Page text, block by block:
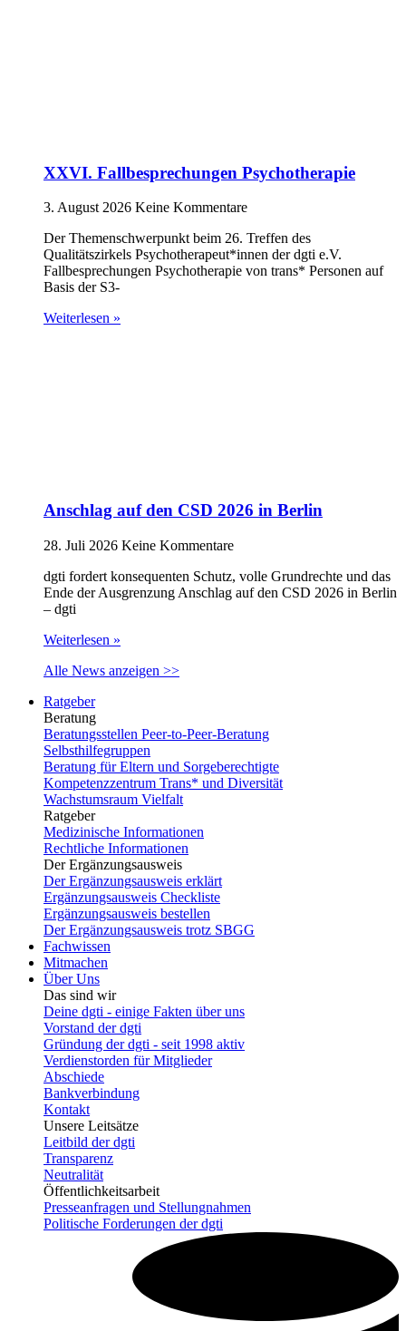
XXVI. Fallbesprechungen Psychotherapie
3. August 2026 Keine Kommentare
Der Themenschwerpunkt beim 26. Treffen des
Qualitätszirkels Psychotherapeut*innen der dgti e.V.
Fallbesprechungen Psychotherapie von trans* Personen auf
Basis der S3-
Weiterlesen »
Anschlag auf den CSD 2026 in Berlin
28. Juli 2026 Keine Kommentare
dgti fordert konsequenten Schutz, volle Grundrechte und das
Ende der Ausgrenzung Anschlag auf den CSD 2026 in Berlin
– dgti
Weiterlesen »
Alle News anzeigen >>
Ratgeber
Beratung
Beratungsstellen Peer-to-Peer-Beratung
Selbsthilfegruppen
Beratung für Eltern und Sorgeberechtigte
Kompetenzzentrum Trans* und Diversität
Wachstumsraum Vielfalt
Ratgeber
Medizinische Informationen
Rechtliche Informationen
Der Ergänzungsausweis
Der Ergänzungsausweis erklärt
Ergänzungsausweis Checkliste
Ergänzungsausweis bestellen
Der Ergänzungsausweis trotz SBGG
Fachwissen
Mitmachen
Über Uns
Das sind wir
Deine dgti - einige Fakten über uns
Vorstand der dgti
Gründung der dgti - seit 1998 aktiv
Verdienstorden für Mitglieder
Abschiede
Bankverbindung
Kontakt
Unsere Leitsätze
Leitbild der dgti
Transparenz
Neutralität
Öffentlichkeitsarbeit
Presseanfragen und Stellungnahmen
Politische Forderungen der dgti